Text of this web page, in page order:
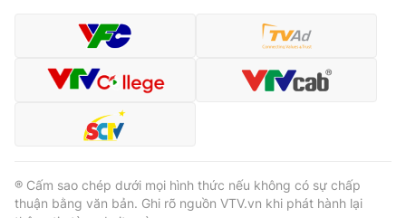
Video Shorts video
VTV Money
VTV Sức khoẻ Bất động sản
® Cấm sao chép dưới mọi hình thức nếu không có sự chấp
thuận bằng văn bản. Ghi rõ nguồn VTV.vn khi phát hành lại